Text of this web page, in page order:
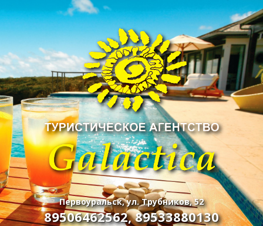
Первоуральск, ул. Трубников, 52
89506462562,89533880130